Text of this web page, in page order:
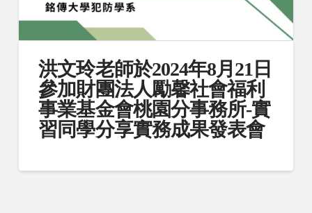
洪文玲老師於2024年8月21日
參加財團法人勵馨社會福利
事業基金會桃園分事務所-實
習同學分享實務成果發表會